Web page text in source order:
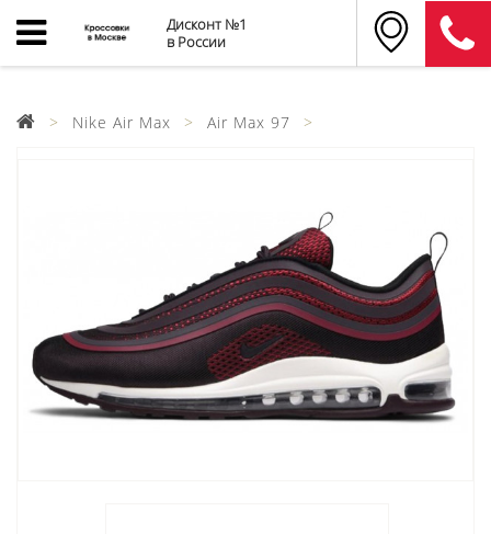
Дисконт №1
в России
Nike Air Max Air Max 97